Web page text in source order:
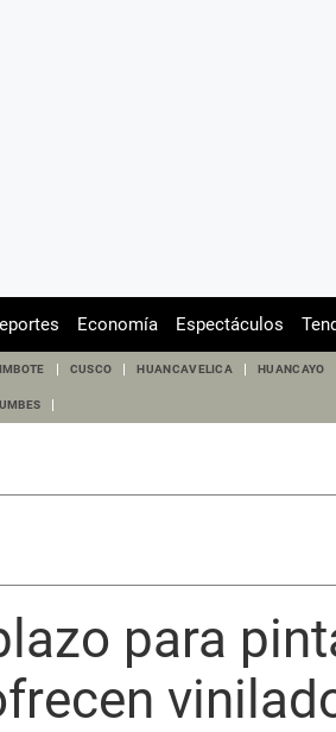
Economía Espectáculos
CUSCO HUANCAVELICA HUANCAYO
para